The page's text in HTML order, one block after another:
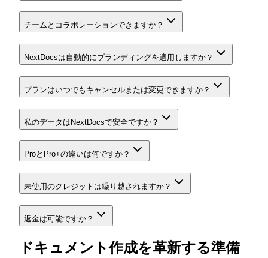
チームとコラボレーションできますか？
NextDocsは自動的にブランディングを適用しますか？
プランはいつでもキャンセルまたは変更できますか？
私のデータはNextDocsで安全ですか？
ProとPro+の違いは何ですか？
未使用のクレジットは繰り越されますか？
返金は可能ですか？
ドキュメント作成を革新する準備